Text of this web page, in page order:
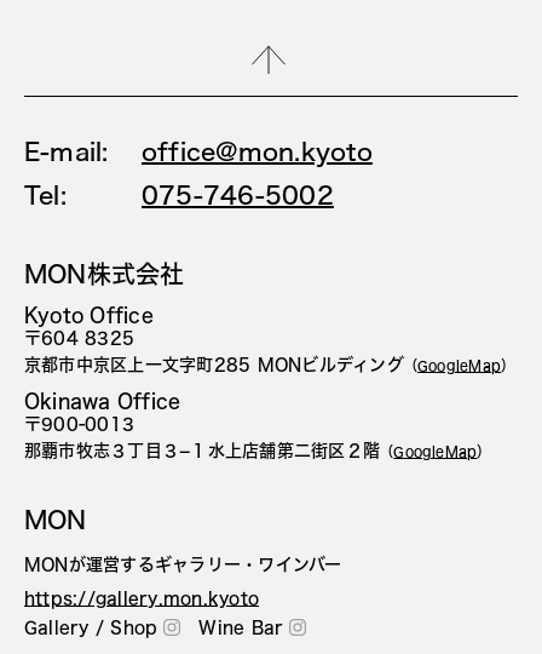
E-mail:
office@mon.kyoto
Tel:
075-746-5002
MON株式会社
Kyoto Office
〒604 8325
京都市中京区上一文字町285 MONビルディング （GoogleMap）
Okinawa Office
〒900-0013
那覇市牧志３丁目３−１水上店舗第二街区２階 （GoogleMap）
MON
MONが運営するギャラリー・ワインバー
https://gallery.mon.kyoto
Gallery / Shop
Wine Bar